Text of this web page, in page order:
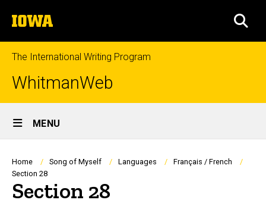
to
content
The
University
of
Iowa
The International Writing Program
WhitmanWeb
Site
Main
Navigation
MENU
Breadcrumb
Home Song of Myself Languages
Français / French
Section 28
Section 28